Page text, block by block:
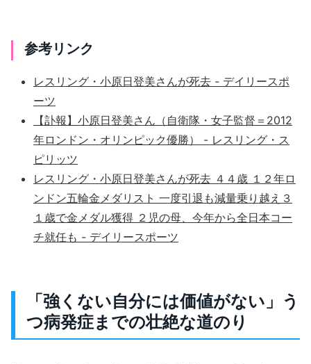
参考リンク
レスリング・小原日登美さんが死去 - デイリースポ
ーツ
【訃報】小原日登美さん（自衛隊・女子監督＝2012
年ロンドン・オリンピック優勝） - レスリング・ス
ピリッツ
レスリング・小原日登美さんが死去 ４４歳 １２年ロ
ンドン五輪金メダリスト 一度引退も減量乗り越え３
１歳で金メダル獲得 ２児の母、今年から全日本コー
チ就任も - デイリースポーツ
「強くない自分には価値がない」う
つ病発症までの壮絶な道のり